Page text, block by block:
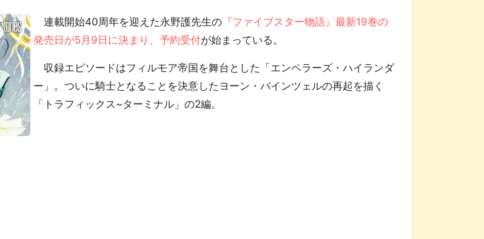
連載開始40周年を迎えた永野護先生の『ファイブスター物語』最新19巻の
発売日が5月9日に決まり、予約受付が始まっている。
収録エピソードはフィルモア帝国を舞台とした「エンペラーズ・ハイランダ
ー」。ついに騎士となることを決意したヨーン・バインツェルの再起を描く
「トラフィックス~ターミナル」の2編。